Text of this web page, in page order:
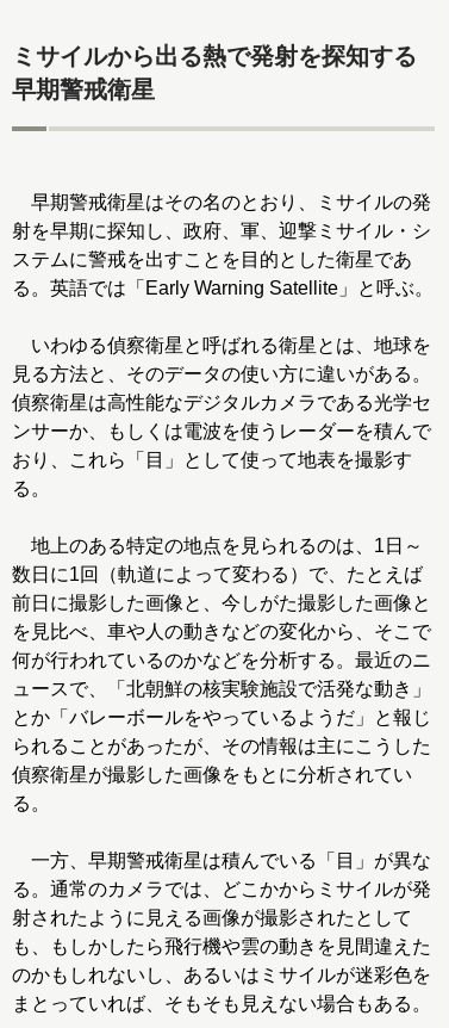
ミサイルから出る熱で発射を探知する
早期警戒衛星
早期警戒衛星はその名のとおり、ミサイルの発
射を早期に探知し、政府、軍、迎撃ミサイル・シ
ステムに警戒を出すことを目的とした衛星であ
る。英語では「Early Warning Satellite」と呼ぶ。
いわゆる偵察衛星と呼ばれる衛星とは、地球を
見る方法と、そのデータの使い方に違いがある。
偵察衛星は高性能なデジタルカメラである光学セ
ンサーか、もしくは電波を使うレーダーを積んで
おり、これら「目」として使って地表を撮影す
る。
地上のある特定の地点を見られるのは、1日～
数日に1回（軌道によって変わる）で、たとえば
前日に撮影した画像と、今しがた撮影した画像と
を見比べ、車や人の動きなどの変化から、そこで
何が行われているのかなどを分析する。最近のニ
ュースで、「北朝鮮の核実験施設で活発な動き」
とか「バレーボールをやっているようだ」と報じ
られることがあったが、その情報は主にこうした
偵察衛星が撮影した画像をもとに分析されてい
る。
一方、早期警戒衛星は積んでいる「目」が異な
る。通常のカメラでは、どこかからミサイルが発
射されたように見える画像が撮影されたとして
も、もしかしたら飛行機や雲の動きを見間違えた
のかもしれないし、あるいはミサイルが迷彩色を
まとっていれば、そもそも見えない場合もある。